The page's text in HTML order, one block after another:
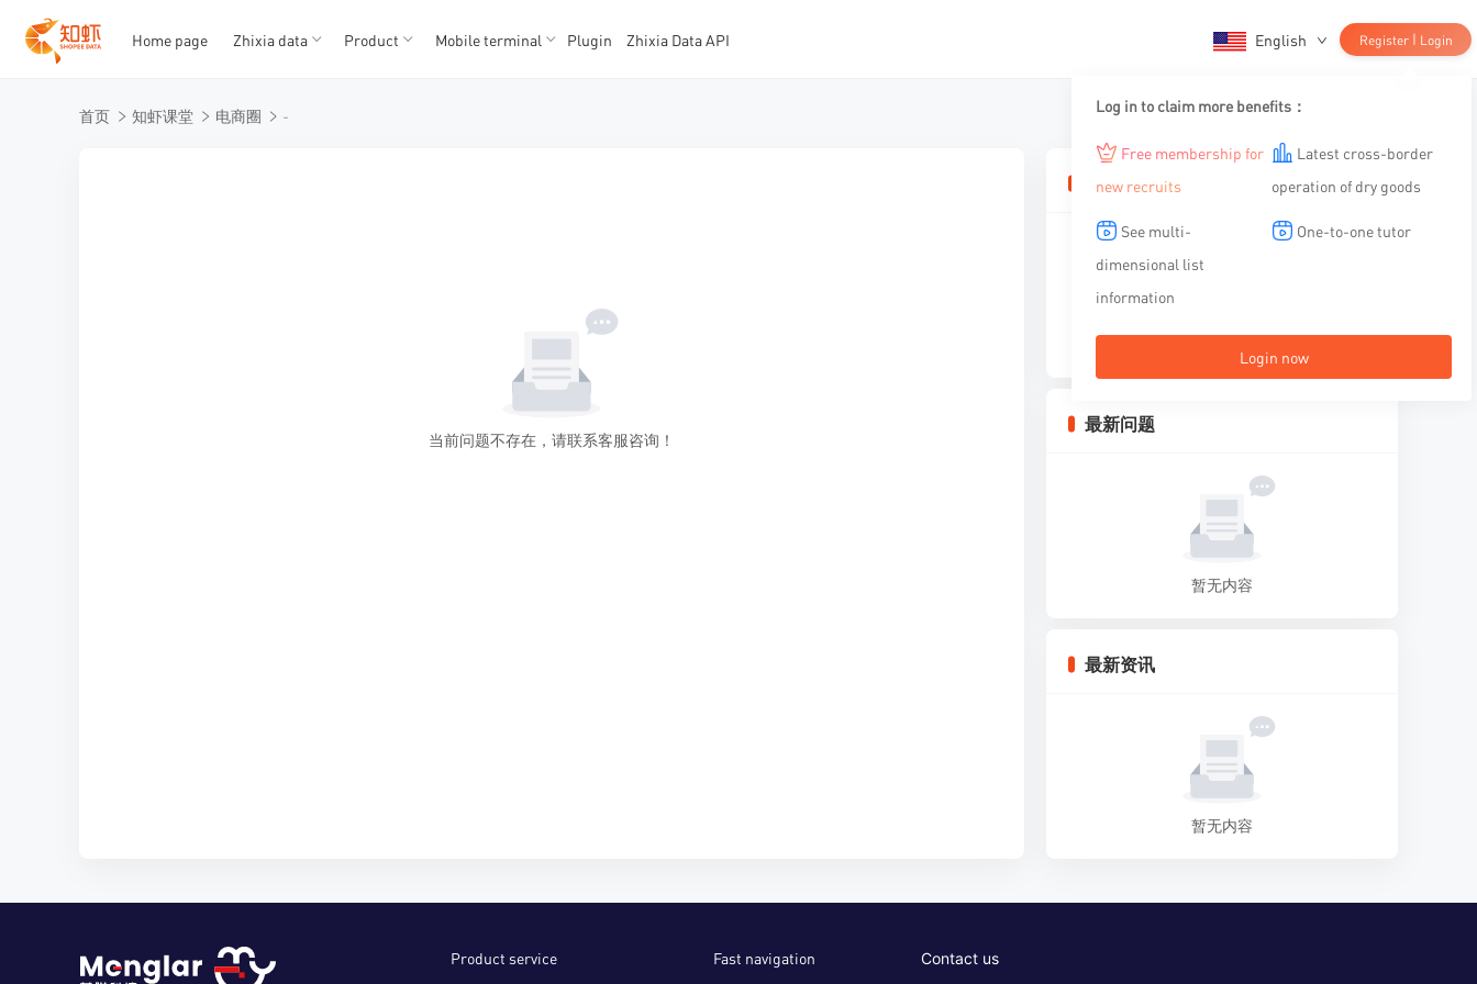
Home page Zhixia data Product Mobile terminal Plugin Zhixia Data API English Register | Login
Log in to claim more benefits：
Free membership for
new recruits
Latest cross-border
operation of dry goods
See multi-
dimensional list
information
One-to-one tutor
Login now
首页 知虾课堂 电商圈 -
当前问题不存在，请联系客服咨询！
相关文章
最新问题
暂无内容
最新资讯
暂无内容
Product service Fast navigation Contact us